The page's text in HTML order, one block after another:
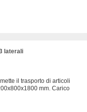
laterali
il trasporto di articoli
mm. Carico